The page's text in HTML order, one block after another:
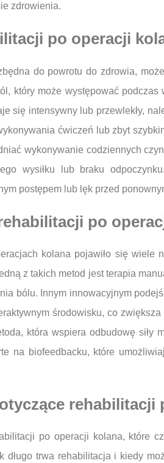
zdrowienia.
po operacji
do powrotu do zdrowia,
który może występować
się intensywny lub przewlekły,
ćwiczeń lub zbyt
wykonywanie codziennych
wysiłku lub braku
postępem lub lęk przed
po
kolana pojawiło się wiele
z takich metod jest terapia
bólu. Innym innowacyjnym
środowisku, co
która wspiera odbudowę
na biofeedbacku, które
rehabilitacji
po operacji kolana, które
trwa rehabilitacja i kiedy